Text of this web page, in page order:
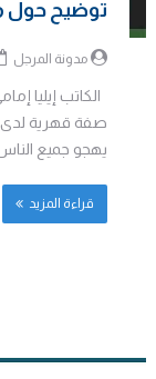
توضيح حول
مدونة المرجل
صفة قهرية لدى
يهجو جميع
قراءة المزيد